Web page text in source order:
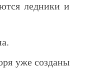
ледники и
уже созданы